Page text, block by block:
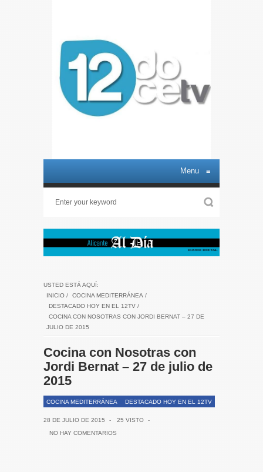
Menu ≡
USTED ESTÁ AQUÍ:
INICIO / COCINA MEDITERRÁNEA /
DESTACADO HOY EN EL 12TV /
COCINA CON NOSOTRAS CON JORDI BERNAT – 27 DE
JULIO DE 2015
Cocina con Nosotras con
Jordi Bernat – 27 de julio de
2015
COCINA MEDITERRÁNEA DESTACADO HOY EN EL 12TV
28 DE JULIO DE 2015 - 25 VISTO
-
NO HAY COMENTARIOS